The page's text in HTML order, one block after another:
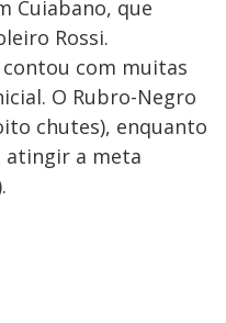
Cuiabano, que
Rossi.
com muitas
O Rubro-Negro
chutes), enquanto
atingir a meta